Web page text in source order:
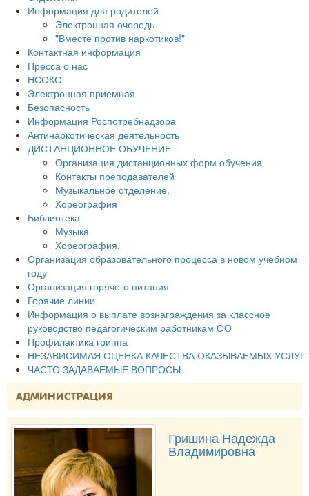
Информация для родителей
Электронная очередь
"Вместе против наркотиков!"
Контактная информация
Пресса о нас
НСОКО
Электронная приемная
Безопасность
Информация Роспотребнадзора
Антинаркотическая деятельность
ДИСТАНЦИОННОЕ ОБУЧЕНИЕ
Организация дистанционных форм обучения
Контакты преподавателей
Музыкальное отделение.
Хореография
Библиотека
Музыка
Хореография.
Организация образовательного процесса в новом учебном
году
Организация горячего питания
Горячие линии
Информация о выплате вознаграждения за классное
руководство педагогическим работникам ОО
Профилактика гриппа
НЕЗАВИСИМАЯ ОЦЕНКА КАЧЕСТВА ОКАЗЫВАЕМЫХ УСЛУГ
ЧАСТО ЗАДАВАЕМЫЕ ВОПРОСЫ
АДМИНИСТРАЦИЯ
Гришина Надежда
Владимировна